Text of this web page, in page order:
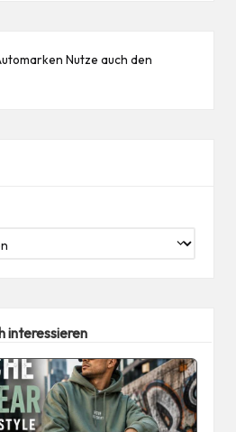
Nutze auch den
interessieren